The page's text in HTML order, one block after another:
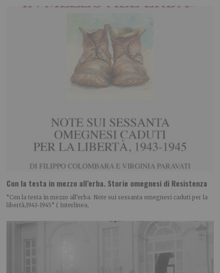
Con la testa in mezzo all’erba. Storie omegnesi di Resistenza
“Con la testa in mezzo all’erba. Note sui sessanta omegnesi caduti per la
libertà,1943-1945” ( Interlinea,